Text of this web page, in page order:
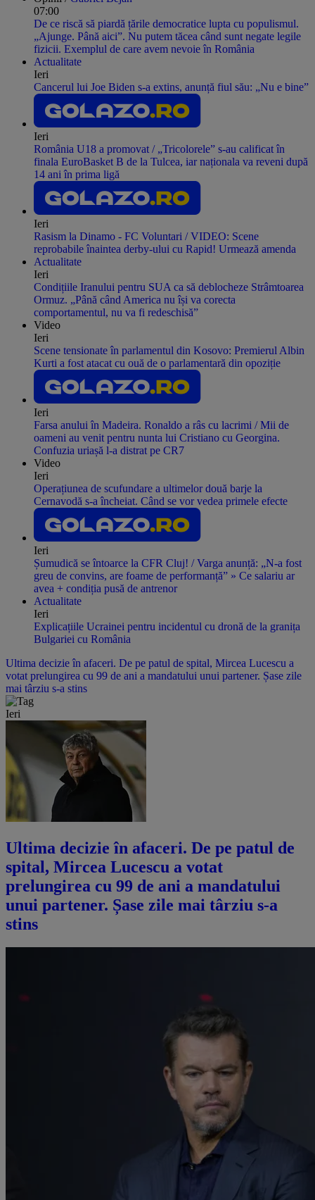
07:00
De ce riscă să piardă țările democratice lupta cu populismul.
„Ajunge. Până aici”. Nu putem tăcea când sunt negate legile
fizicii. Exemplul de care avem nevoie în România
Actualitate
Ieri
Cancerul lui Joe Biden s-a extins, anunță fiul său: „Nu e bine”
Ieri
România U18 a promovat / „Tricolorele” s-au calificat în
finala EuroBasket B de la Tulcea, iar naționala va reveni după
14 ani în prima ligă
Ieri
Rasism la Dinamo - FC Voluntari / VIDEO: Scene
reprobabile înaintea derby-ului cu Rapid! Urmează amenda
Actualitate
Ieri
Condițiile Iranului pentru SUA ca să deblocheze Strâmtoarea
Ormuz. „Până când America nu își va corecta
comportamentul, nu va fi redeschisă”
Video
Ieri
Scene tensionate în parlamentul din Kosovo: Premierul Albin
Kurti a fost atacat cu ouă de o parlamentară din opoziție
Ieri
Farsa anului în Madeira. Ronaldo a râs cu lacrimi / Mii de
oameni au venit pentru nunta lui Cristiano cu Georgina.
Confuzia uriașă l-a distrat pe CR7
Video
Ieri
Operațiunea de scufundare a ultimelor două barje la
Cernavodă s-a încheiat. Când se vor vedea primele efecte
Ieri
Șumudică se întoarce la CFR Cluj! / Varga anunță: „N-a fost
greu de convins, are foame de performanță” » Ce salariu ar
avea + condiția pusă de antrenor
Actualitate
Ieri
Explicațiile Ucrainei pentru incidentul cu dronă de la granița
Bulgariei cu România
Ultima decizie în afaceri. De pe patul de spital, Mircea Lucescu a
votat prelungirea cu 99 de ani a mandatului unui partener. Șase zile
mai târziu s-a stins
Ieri
Ultima decizie în afaceri. De pe patul de
spital, Mircea Lucescu a votat
prelungirea cu 99 de ani a mandatului
unui partener. Șase zile mai târziu s-a
stins